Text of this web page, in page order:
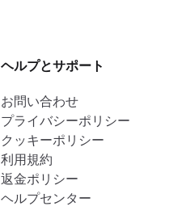
ヘルプとサポート
お問い合わせ
プライバシーポリシー
クッキーポリシー
利用規約
返金ポリシー
ヘルプセンター